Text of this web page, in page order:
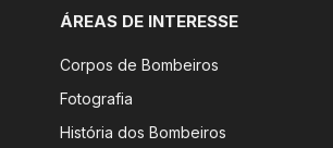
ÁREAS DE INTERESSE
Corpos de Bombeiros
Fotografia
História dos Bombeiros